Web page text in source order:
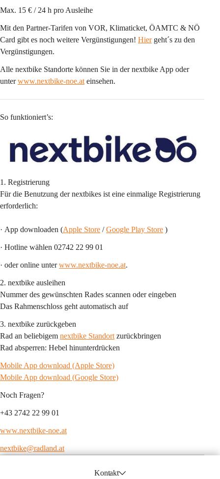
Max. 15 € / 24 h pro Ausleihe
Mit den Partner-Tarifen von VOR, Klimaticket, ÖAMTC & NÖ
Card gibt es noch weitere Vergünstigungen! Hier geht´s zu den
Vergünstigungen.
Alle nextbike Standorte können Sie in der nextbike App oder
unter www.nextbike-noe.at einsehen.
So funktioniert’s:
1. Registrierung
Für die Benutzung der nextbikes ist eine einmalige Registrierung
erforderlich:
· App downloaden (Apple Store / Google Play Store )
· Hotline wählen 02742 22 99 01
· oder online unter www.nextbike-noe.at.
2. nextbike ausleihen
Nummer des gewünschten Rades scannen oder eingeben
Das Rahmenschloss geht automatisch auf
3. nextbike zurückgeben
Rad an beliebigem nextbike Standort zurückbringen
Rad absperren: Hebel hinunterdrücken
Mobile App download (Apple Store)
Mobile App download (Google Store)
Noch Fragen?
+43 2742 22 99 01
www.nextbike-noe.at
nextbike@radland.at
Kontakt